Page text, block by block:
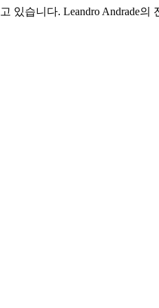
있습니다. Leandro Andrade의